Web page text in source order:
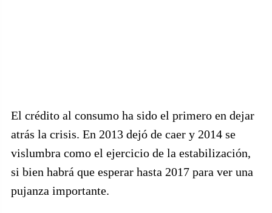
El crédito al consumo ha sido el primero en dejar
atrás la crisis. En 2013 dejó de caer y 2014 se
vislumbra como el ejercicio de la estabilización,
si bien habrá que esperar hasta 2017 para ver una
pujanza importante.